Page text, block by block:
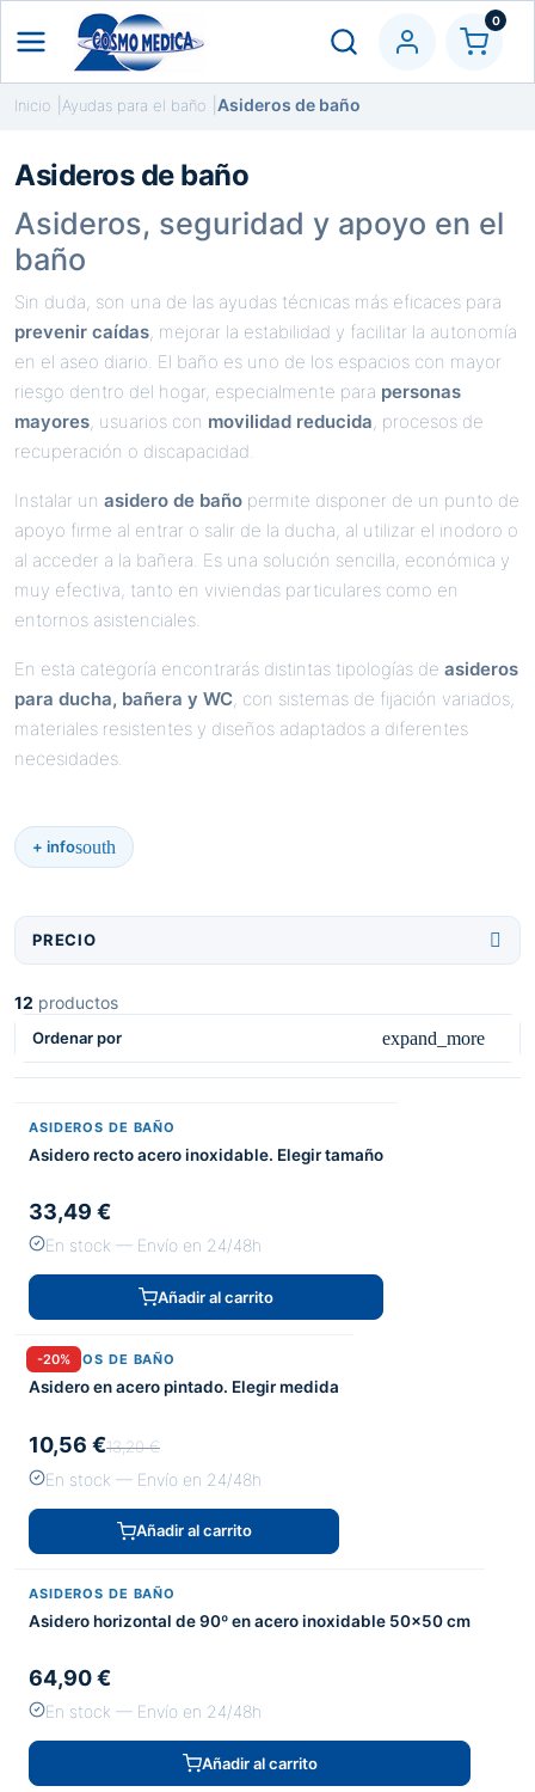
0
Inicio Ayudas para el baño Asideros de baño
Asideros de baño
Asideros, seguridad y apoyo en el
baño
Sin duda, son una de las ayudas técnicas más eficaces para
prevenir caídas, mejorar la estabilidad y facilitar la autonomía
en el aseo diario. El baño es uno de los espacios con mayor
riesgo dentro del hogar, especialmente para personas
mayores, usuarios con movilidad reducida, procesos de
recuperación o discapacidad.
Instalar un asidero de baño permite disponer de un punto de
apoyo firme al entrar o salir de la ducha, al utilizar el inodoro o
al acceder a la bañera. Es una solución sencilla, económica y
muy efectiva, tanto en viviendas particulares como en
entornos asistenciales.
En esta categoría encontrarás distintas tipologías de asideros
para ducha, bañera y WC, con sistemas de fijación variados,
materiales resistentes y diseños adaptados a diferentes
necesidades.
+ infosouth
PRECIO 
12 productos
Ordenar por expand_more
ASIDEROS DE BAÑO
Asidero recto acero inoxidable. Elegir tamaño
33,49 €
En stock — Envío en 24/48h
Añadir al carrito
-20%
ASIDEROS DE BAÑO
Asidero en acero pintado. Elegir medida
10,56 €13,20 €
En stock — Envío en 24/48h
Añadir al carrito
ASIDEROS DE BAÑO
Asidero horizontal de 90º en acero inoxidable 50x50 cm
64,90 €
En stock — Envío en 24/48h
Añadir al carrito